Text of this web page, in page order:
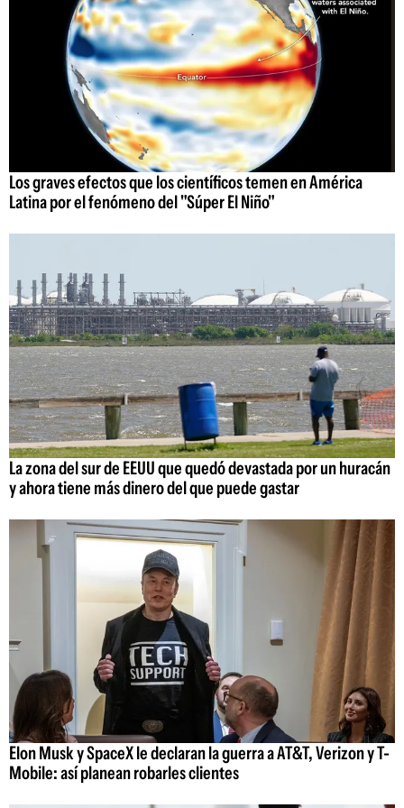
Los graves efectos que los científicos temen en América
Latina por el fenómeno del "Súper El Niño"
La zona del sur de EEUU que quedó devastada por un huracán
y ahora tiene más dinero del que puede gastar
Elon Musk y SpaceX le declaran la guerra a AT&T, Verizon y T-
Mobile: así planean robarles clientes